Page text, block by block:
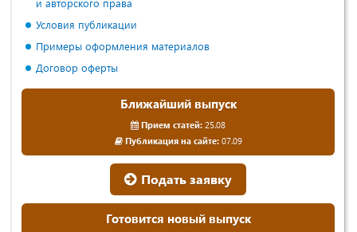
Условия публикации
Примеры оформления материалов
Договор оферты
Ближайший выпуск
Прием статей: 25.08
Публикация на сайте:07.09
Подать заявку
Готовится новый выпуск